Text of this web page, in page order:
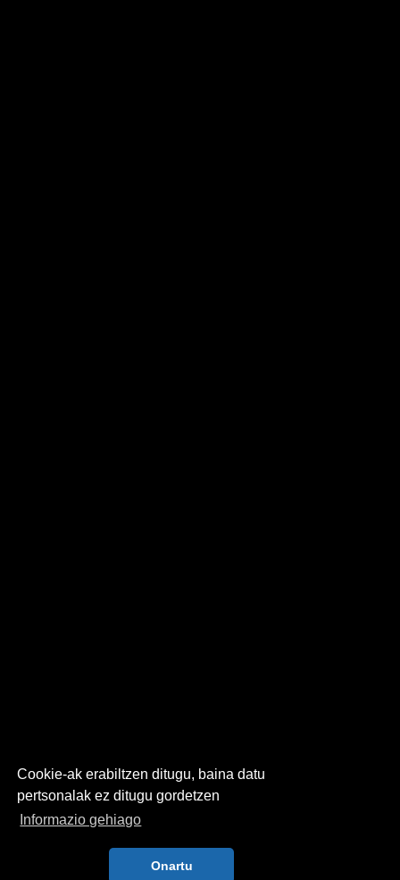
Cookie-ak erabiltzen ditugu, baina datu
pertsonalak ez ditugu gordetzen
Informazio gehiago
Onartu